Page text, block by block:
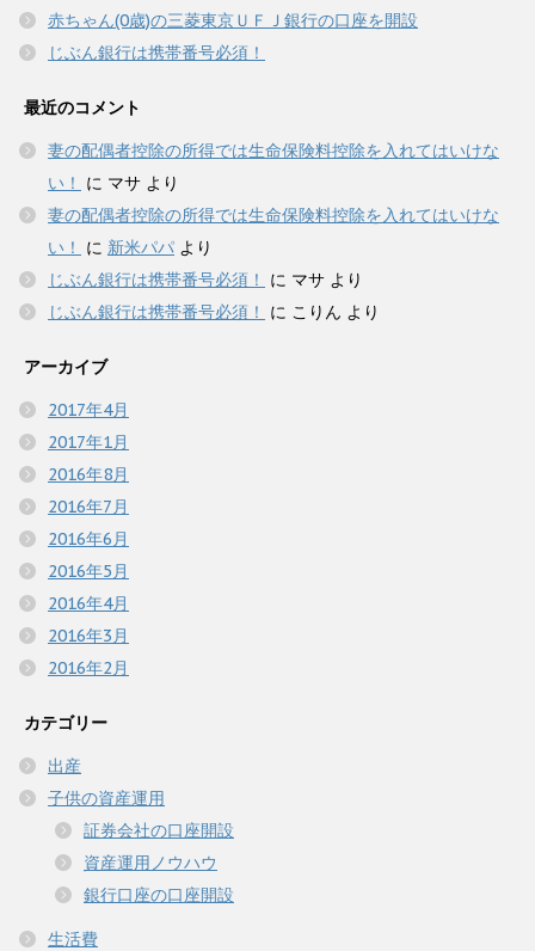
赤ちゃん(0歳)の三菱東京ＵＦＪ銀行の口座を開設
じぶん銀行は携帯番号必須！
最近のコメント
妻の配偶者控除の所得では生命保険料控除を入れてはいけな
い！
に マサ より
妻の配偶者控除の所得では生命保険料控除を入れてはいけな
い！
に 新米パパ より
じぶん銀行は携帯番号必須！
に マサ より
じぶん銀行は携帯番号必須！
に こりん より
アーカイブ
2017年4月
2017年1月
2016年8月
2016年7月
2016年6月
2016年5月
2016年4月
2016年3月
2016年2月
カテゴリー
出産
子供の資産運用
証券会社の口座開設
資産運用ノウハウ
銀行口座の口座開設
生活費